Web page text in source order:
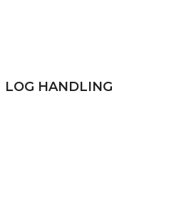
LOG HANDLING